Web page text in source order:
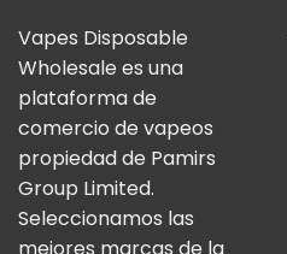
Vapes Disposable
Wholesale es una
plataforma de
comercio de vapeos
propiedad de Pamirs
Group Limited.
Seleccionamos las